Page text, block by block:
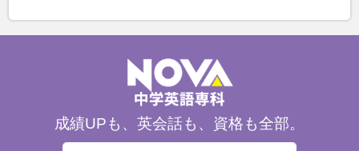
成績UPも、英会話も、資格も全部。